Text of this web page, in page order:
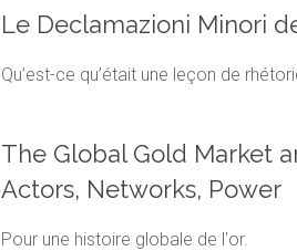
Le Declamazioni Minori
Qu’est-ce qu’était une leçon de
The Global Gold Market
Actors, Networks, Power
Pour une histoire globale de l'or.